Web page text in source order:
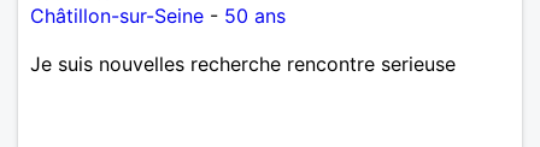
Châtillon-sur-Seine - 50 ans
Je suis nouvelles recherche rencontre serieuse